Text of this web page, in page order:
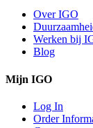
Over IGO
Werken bij
Blog
Mijn IGO
Log In
Order